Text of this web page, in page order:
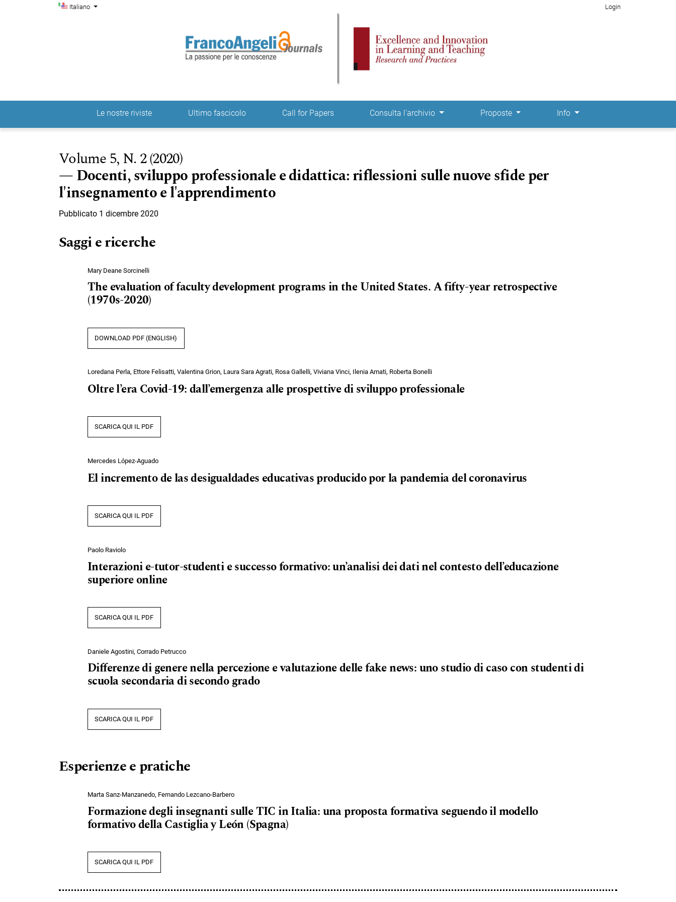
Salta al menu principale di navigazione
Salta al contenuto principale
Salta al piè di pagina del sitoCambia la lingua. La lingua corrente è:
Italiano
Menu di amministrazione Login
Menu principaleLe nostre riviste Ultimo fascicolo Call for Papers Consulta l'archivio Proposte Info
Volume 5,N. 2 (2020)
Docenti, sviluppo professionale e didattica: riflessioni sulle nuove sfide per
l'insegnamento e l'apprendimento
Pubblicato 1 dicembre 2020
Saggi e ricerche
Mary Deane Sorcinelli
The evaluation of faculty development programs in the United States. A fifty-year retrospective
(1970s-2020)
DOWNLOAD PDF (ENGLISH)
Loredana Perla, Ettore Felisatti, Valentina Grion, Laura Sara Agrati, Rosa Gallelli, Viviana Vinci, Ilenia Amati, Roberta Bonelli
Oltre l’era Covid-19: dall’emergenza alle prospettive di sviluppo professionale
SCARICA QUI IL PDF
Mercedes López-Aguado
El incremento de las desigualdades educativas producido por la pandemia del coronavirus
SCARICA QUI IL PDF
Paolo Raviolo
Interazioni e-tutor-studenti e successo formativo: un’analisi dei dati nel contesto dell’educazione
superiore online
SCARICA QUI IL PDF
Daniele Agostini, Corrado Petrucco
Differenze di genere nella percezione e valutazione delle fake news: uno studio di caso con studenti di
scuola secondaria di secondo grado
SCARICA QUI IL PDF
Esperienze e pratiche
Marta Sanz-Manzanedo, Fernando Lezcano-Barbero
Formazione degli insegnanti sulle TIC in Italia: una proposta formativa seguendo il modello
formativo della Castiglia y León (Spagna)
SCARICA QUI IL PDF